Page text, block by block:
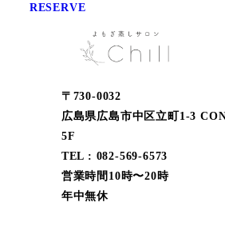
RESERVE
〒730-0032
広島県広島市中区立町1-3
5F
TEL : 082-569-6573
営業時間10時〜20時
年中無休